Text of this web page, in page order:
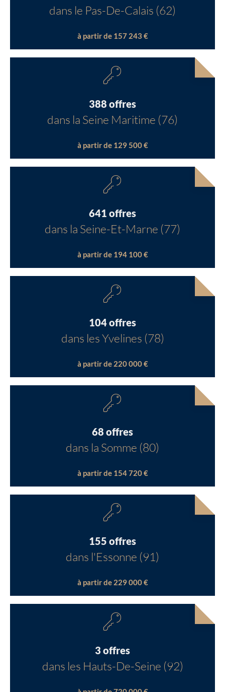
dans le Pas-De-Calais (62)
à partir de 157 243 €
388 offres
dans la Seine Maritime (76)
à partir de 129 500 €
641 offres
dans la Seine-Et-Marne (77)
à partir de 194 100 €
104 offres
dans les Yvelines (78)
à partir de 220 000 €
68 offres
dans la Somme (80)
à partir de 154 720 €
155 offres
dans l'Essonne (91)
à partir de 229 000 €
3 offres
dans les Hauts-De-Seine (92)